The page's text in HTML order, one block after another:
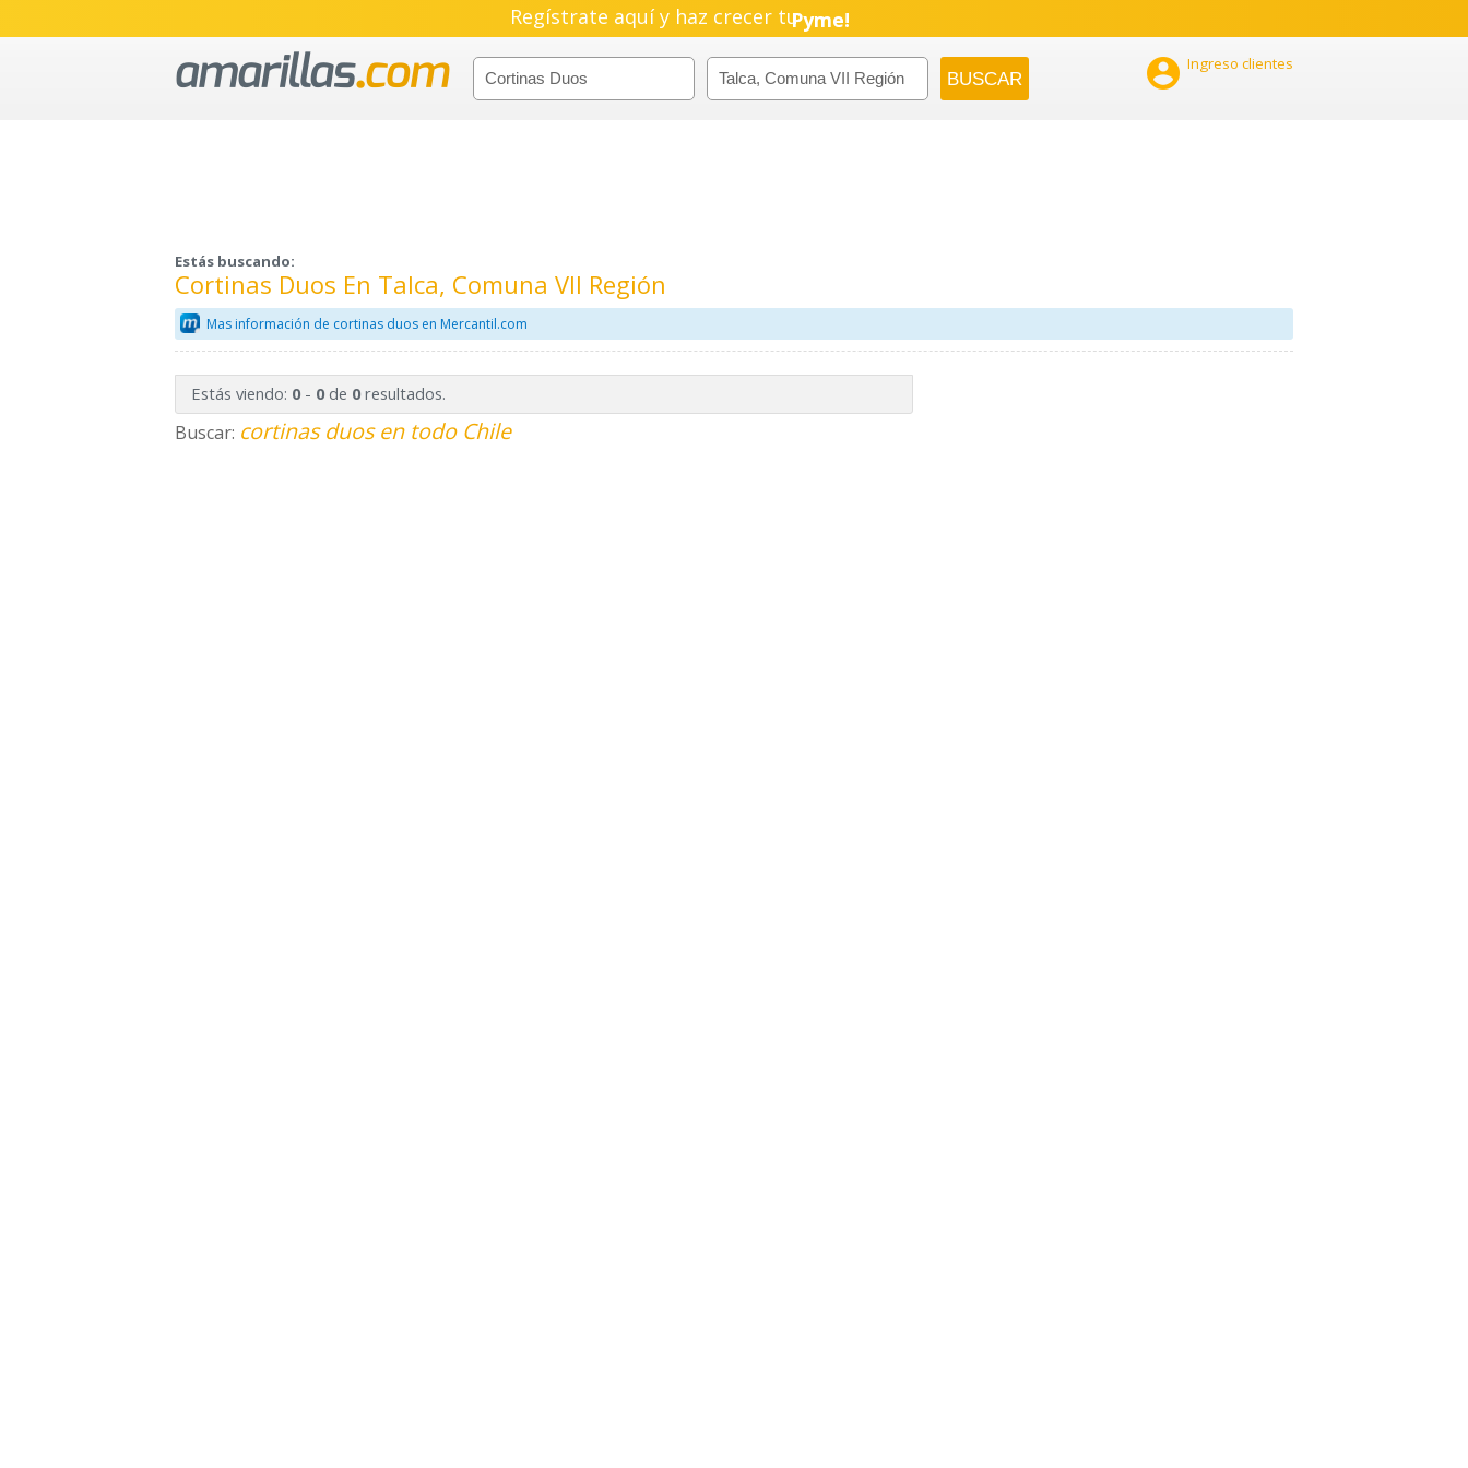
Regístrate aquí y haz crecer tuPyme!
Emprendimiento!
 Ingreso clientes
Estás buscando:
Cortinas Duos En Talca, Comuna VII Región
Mas información de cortinas duos en Mercantil.com
Estás viendo: 0- 0de 0resultados.
Buscar: cortinas duos en todo Chile